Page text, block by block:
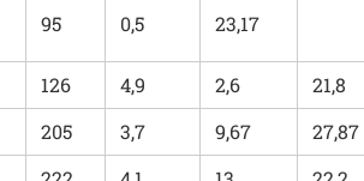
95 0,5 23,17
126 4,9 2,6
21,8
205 3,7 9,67
27,87